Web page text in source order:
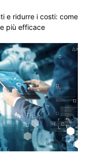
e ridurre i costi: come
più efficace